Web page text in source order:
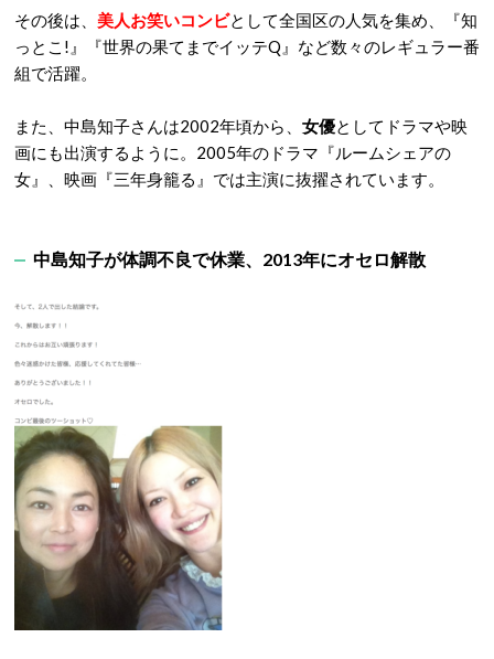
その後は、 美人お笑いコンビとして全国区の人気を集め、『知
っとこ!』『世界の果てまでイッテQ』など数々のレギュラー番
組で活躍。
また、中島知子さんは2002年頃から、 女優としてドラマや映
画にも出演するように。2005年のドラマ『ルームシェアの
女』、映画『三年身籠る』では主演に抜擢されています。
中島知子が体調不良で休業、2013年にオセロ解散